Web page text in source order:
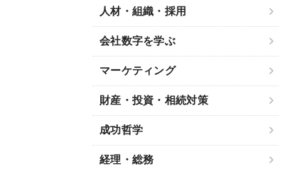
人材・組織・採用
会社数字を学ぶ
マーケティング
財産・投資・相続対策
成功哲学
経理・総務